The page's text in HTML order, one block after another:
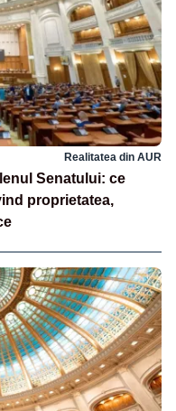
Realitatea din AUR
Senatului: ce
proprietatea,